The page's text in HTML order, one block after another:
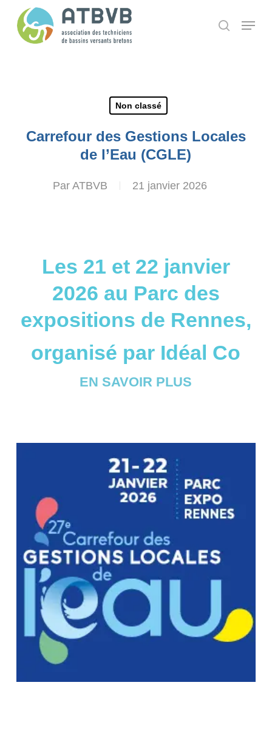
search
Menu
Non classé
Carrefour des Gestions Locales
de l’Eau (CGLE)
Par ATBVB 21 janvier 2026
Les 21 et 22 janvier
2026 au Parc des
expositions de Rennes,
organisé par Idéal Co
EN SAVOIR PLUS
Panneau de gestion des cookies